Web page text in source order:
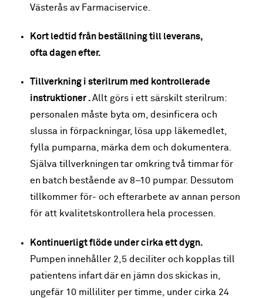
Västerås av Farmaciservice.
Kort ledtid från beställning till leverans,
ofta dagen efter.
Tillverkning i sterilrum med kontrollerade
instruktioner .Allt görs i ett särskilt sterilrum:
personalen måste byta om, desinficera och
slussa in förpackningar, lösa upp läkemedlet,
fylla pumparna, märka dem och dokumentera.
Själva tillverkningen tar omkring två timmar för
en batch bestående av 8–10 pumpar. Dessutom
tillkommer för- och efterarbete av annan person
för att kvalitetskontrollera hela processen.
Kontinuerligt flöde under cirka ett dygn.
Pumpen innehåller 2,5 deciliter och kopplas till
patientens infart där en jämn dos skickas in,
ungefär 10 milliliter per timme, under cirka 24